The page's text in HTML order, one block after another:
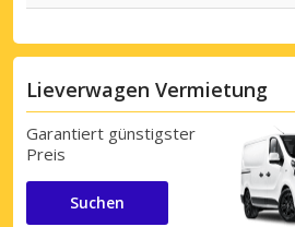
Lieverwagen Vermietung
Garantiert günstigster
Preis
Suchen